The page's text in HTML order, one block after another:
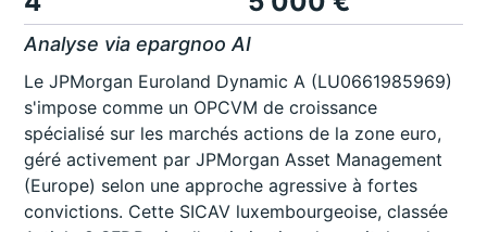
Analyse via epargnoo AI
Le JPMorgan Euroland Dynamic A (LU0661985969)
s'impose comme un OPCVM de croissance
spécialisé sur les marchés actions de la zone euro,
géré activement par JPMorgan Asset Management
(Europe) selon une approche agressive à fortes
convictions. Cette SICAV luxembourgeoise, classée